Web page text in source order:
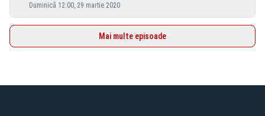
Duminică 12:00, 29 martie 2020
Mai multe episoade